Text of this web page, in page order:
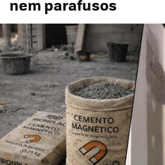
nem parafusos